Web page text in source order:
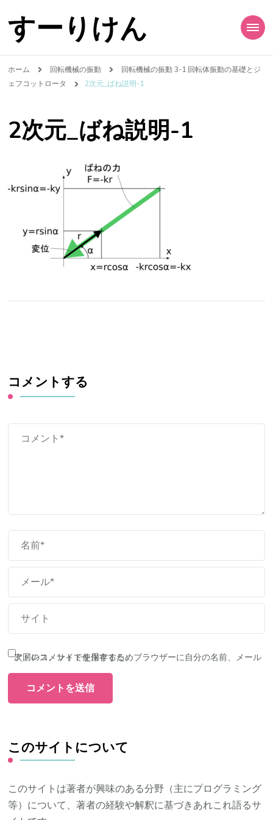
すーりけん
ホーム 回転機械の振動
回転機械の振動 3-1 回転体振動の基礎とジ
ェフコットロータ
2次元_ばね説明-1
2次元_ばね説明-1
コメントする
次回のコメントで使用するためブラウザーに自分の名前、メールアドレス、サイトを保存する。
このサイトについて
このサイトは著者が興味のある分野（主にプログラミング
等）について、著者の経験や解釈に基づきあれこれ語るサ